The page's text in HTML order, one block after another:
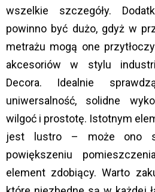
wszelkie szczegóły.
powinno być dużo, gdyż w
metrażu mogą one
akcesoriów w stylu
Decora. Idealnie
uniwersalność, solidne
wilgoć i prostotę. Istotnym
jest lustro – może ono
powiększeniu
element zdobiący. Warto